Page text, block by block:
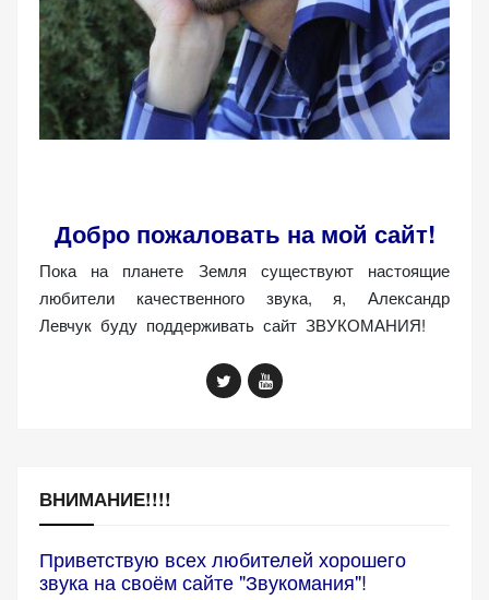
Добро пожаловать на мой сайт!
Пока на планете Земля существуют настоящие
любители качественного звука, я, Александр
Левчук буду поддерживать сайт ЗВУКОМАНИЯ!
ВНИМАНИЕ!!!!
Приветствую всех любителей хорошего
звука на своём сайте "Звукомания"!
просмотра
персонализированного
контента и
предложений.